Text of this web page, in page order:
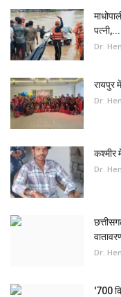
लाइफस्टाइल
वीडियो
ज्योतिष
संस्कृति मंच
पत्नी,...
Dr.
रायपुर
Dr.
कश्मीर
Dr.
Dr.
'700